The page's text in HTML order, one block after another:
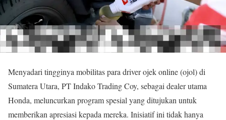
Menyadari tingginya mobilitas para driver ojek online (ojol) di
Sumatera Utara, PT Indako Trading Coy, sebagai dealer utama
Honda, meluncurkan program spesial yang ditujukan untuk
memberikan apresiasi kepada mereka. Inisiatif ini tidak hanya